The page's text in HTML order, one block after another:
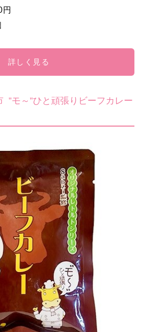
詳しく見る
”モ～”ひと頑張りビーフカレー